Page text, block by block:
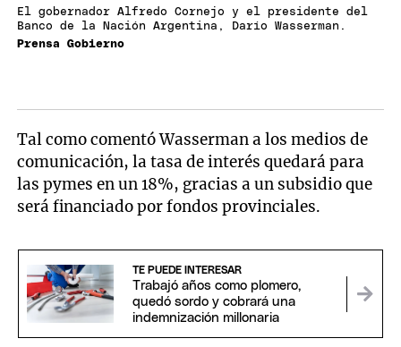
El gobernador Alfredo Cornejo y el presidente del
Banco de la Nación Argentina, Darío Wasserman.
Prensa Gobierno
Tal como comentó Wasserman a los medios de
comunicación, la tasa de interés quedará para
las pymes en un 18%, gracias a un subsidio que
será financiado por fondos provinciales.
TE PUEDE INTERESAR
Trabajó años como plomero,
quedó sordo y cobrará una
indemnización millonaria